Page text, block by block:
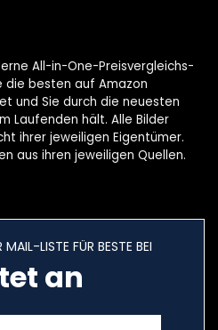
All-in-One-Preisvergleichs-
die besten auf Amazon
und Sie durch die neuesten
Laufenden hält. Alle Bilder
ihrer jeweiligen Eigentümer.
aus ihren jeweiligen Quellen.
MAIL-LISTE FÜR BESTE BEI
an